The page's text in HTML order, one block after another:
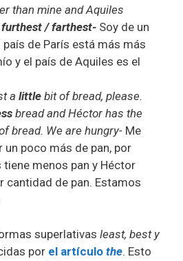
than mine and Aquiles
furthest / farthest- Soy de un
país de París está más más
y el país de Aquiles es el
a little bit of bread, please.
bread and Héctor has the
bread. We are hungry- Me
un poco más de pan, por
menos pan y Héctor
cantidad de pan. Estamos
superlativas least, best y
por el artículo the. Esto